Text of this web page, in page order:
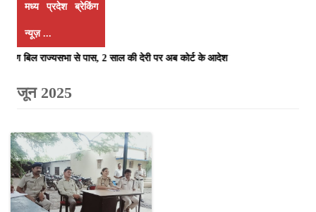
मध्य प्रदेश ब्रेकिंग
न्यूज़ ...
से पास, 2 साल की देरी पर अब कोर्ट के आदेश से ही होगा रजिस्ट्रेशन chief